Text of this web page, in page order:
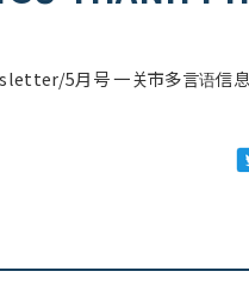
5月号 一关市多言语信